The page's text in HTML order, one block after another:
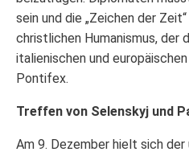
sein und die „Zeichen der
christlichen Humanismus, der
italienischen und
Pontifex.
Treffen von Selenskyj und
Am 9. Dezember hielt sich